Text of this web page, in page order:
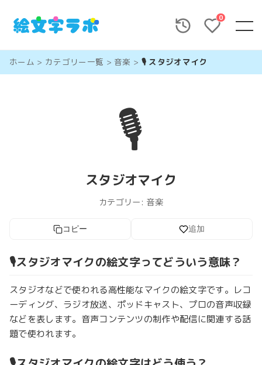
0
ホーム > カテゴリー一覧 > 音楽 > 🎙️ スタジオマイク
🎙️
スタジオマイク
カテゴリー: 音楽
コピー 追加
🎙️スタジオマイクの絵文字ってどういう意味？
スタジオなどで使われる高性能なマイクの絵文字です。レコ
ーディング、ラジオ放送、ポッドキャスト、プロの音声収録
などを表します。音声コンテンツの制作や配信に関連する話
題で使われます。